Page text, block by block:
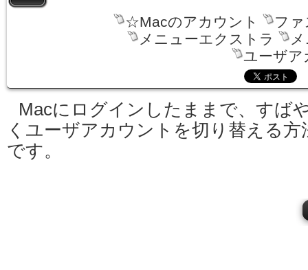
☆Macのアカウント
フ
メニューエクストラ
ユーザア
Macにログインしたままで、すば
くユーザアカウントを切り替える方
です。